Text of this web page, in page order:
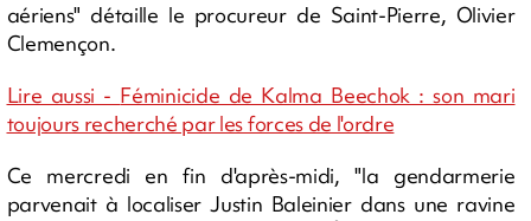
aériens" détaille le procureur de Saint-Pierre, Olivier
Clemençon.
Lire aussi - Féminicide de Kalma Beechok : son mari
toujours recherché par les forces de l'ordre
Ce mercredi en fin d'après-midi, "la gendarmerie
parvenait à localiser Justin Baleinier dans une ravine